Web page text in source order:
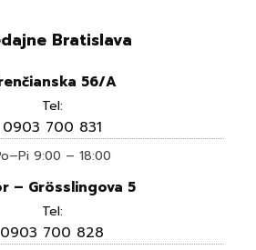
Bratislava
56/A
Tel:
0903 700 831
9:00 – 18:00
– Grösslingova 5
Tel:
0903 700 828